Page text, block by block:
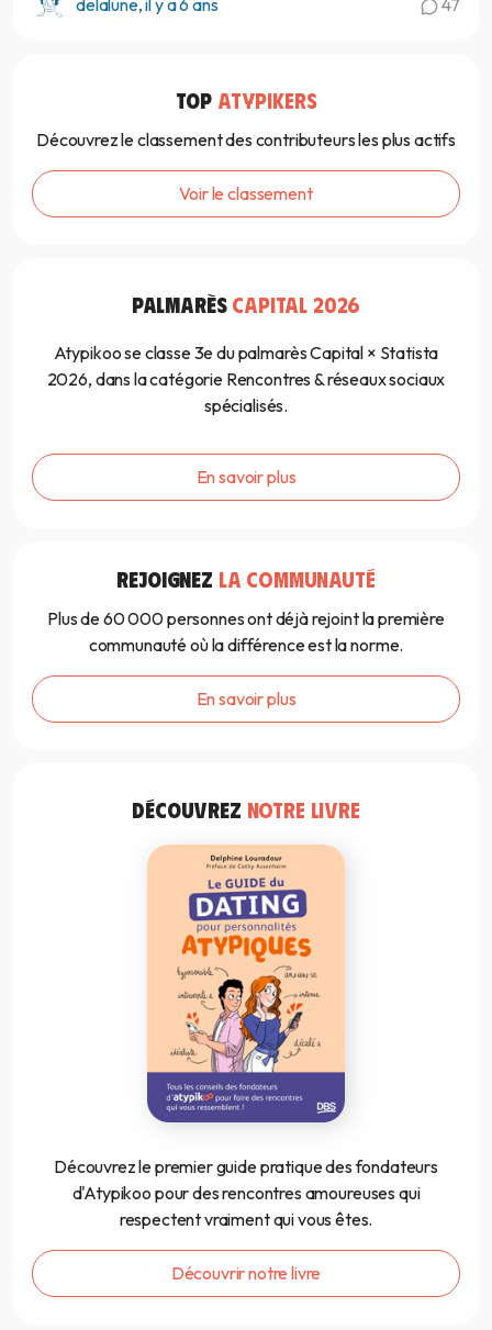
delalune, il y a 6 ans 47
TOP ATYPIKERS
Découvrez le classement des contributeurs les plus actifs
Voir le classement
PALMARÈS CAPITAL 2026
Atypikoo se classe 3e du palmarès Capital × Statista
2026, dans la catégorie Rencontres & réseaux sociaux
spécialisés.
En savoir plus
REJOIGNEZ LA COMMUNAUTÉ
Plus de 60 000 personnes ont déjà rejoint la première
communauté où la différence est la norme.
En savoir plus
DÉCOUVREZ NOTRE LIVRE
Découvrez le premier guide pratique des fondateurs
d'Atypikoo pour des rencontres amoureuses qui
respectent vraiment qui vous êtes.
Découvrir notre livre